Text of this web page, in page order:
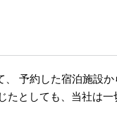
予約した宿泊施設
としても、当社は一